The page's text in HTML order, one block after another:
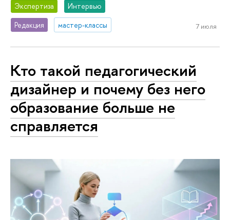
Экспертиза
Интервью
Редакция
мастер-классы 7 июля
Кто такой педагогический
дизайнер и почему без него
образование больше не
справляется